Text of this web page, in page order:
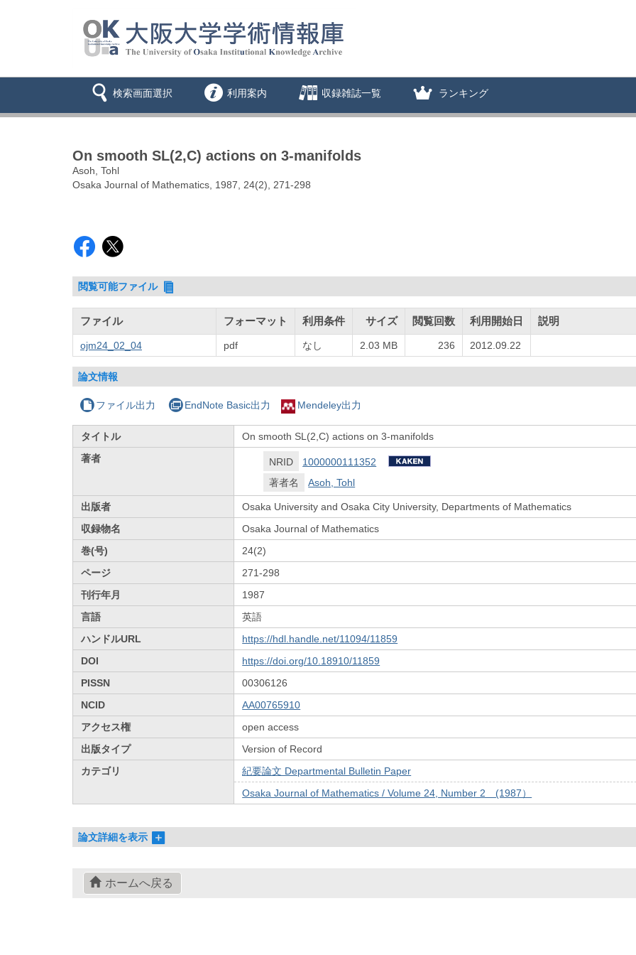
検索画面選択 利用案内 収録雑誌一覧 ランキング
On smooth SL(2,C) actions on 3-manifolds
Asoh, Tohl
Osaka Journal of Mathematics, 1987, 24(2), 271-298
閲覧可能ファイル
ファイル フォーマット 利用条件 サイズ 閲覧回数 利用開始日 説明
ojm24_02_04 pdf なし 2.03 MB 236 2012.09.22
論文情報
ファイル出力 EndNote Basic出力 Mendeley出力
タイトル
On smooth SL(2,C) actions on 3-manifolds
著者
NRID
1000000111352
著者名
Asoh, Tohl
出版者
Osaka University and Osaka City University, Departments of Mathematics
収録物名
Osaka Journal of Mathematics
巻(号)
24(2)
ページ
271-298
刊行年月
1987
言語
英語
ハンドルURL
https://hdl.handle.net/11094/11859
DOI
https://doi.org/10.18910/11859
PISSN
00306126
NCID
AA00765910
アクセス権
open access
出版タイプ
Version of Record
カテゴリ
紀要論文 Departmental Bulletin Paper
Osaka Journal of Mathematics / Volume 24, Number 2 (1987）
論文詳細を表示
ホームへ戻る